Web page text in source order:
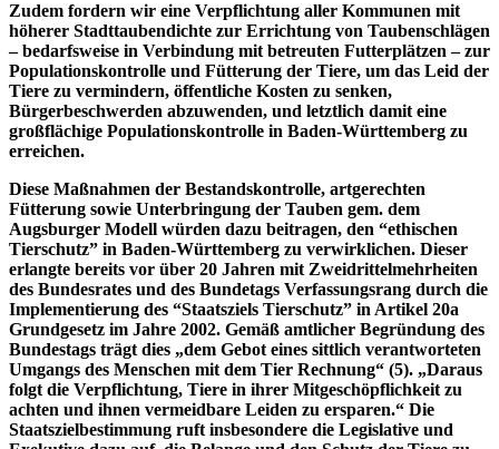
Zudem fordern wir eine Verpflichtung aller Kommunen mit
höherer Stadttaubendichte zur Errichtung von Taubenschlägen
– bedarfsweise in Verbindung mit betreuten Futterplätzen – zur
Populationskontrolle und Fütterung der Tiere, um das Leid der
Tiere zu vermindern, öffentliche Kosten zu senken,
Bürgerbeschwerden abzuwenden, und letztlich damit eine
großflächige Populationskontrolle in Baden-Württemberg zu
erreichen.
Diese Maßnahmen der Bestandskontrolle, artgerechten
Fütterung sowie Unterbringung der Tauben gem. dem
Augsburger Modell würden dazu beitragen, den “ethischen
Tierschutz” in Baden-Württemberg zu verwirklichen. Dieser
erlangte bereits vor über 20 Jahren mit Zweidrittelmehrheiten
des Bundesrates und des Bundetags Verfassungsrang durch die
Implementierung des “Staatsziels Tierschutz” in Artikel 20a
Grundgesetz im Jahre 2002. Gemäß amtlicher Begründung des
Bundestags trägt dies „dem Gebot eines sittlich verantworteten
Umgangs des Menschen mit dem Tier Rechnung“ (5). „Daraus
folgt die Verpflichtung, Tiere in ihrer Mitgeschöpflichkeit zu
achten und ihnen vermeidbare Leiden zu ersparen.“ Die
Staatszielbestimmung ruft insbesondere die Legislative und